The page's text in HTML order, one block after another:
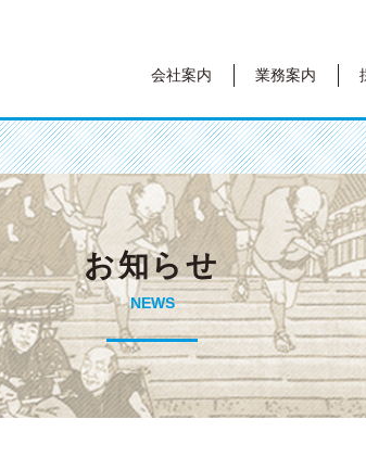
会社案内 業務案内
お知らせ
NEWS